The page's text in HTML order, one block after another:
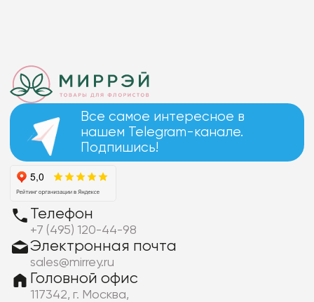
Все самое интересное в
нашем Telegram-канале.
Подпишись!
Телефон
+7 (495) 120-44-98
Электронная почта
sales@mirrey.ru
Головной офис
117342, г. Москва,